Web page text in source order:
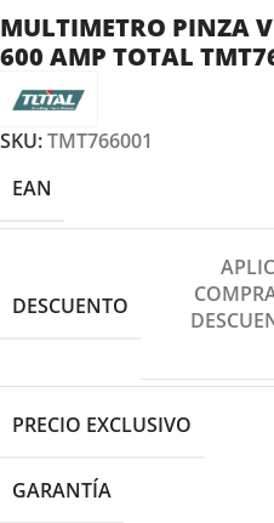
MULTIMETRO PINZA
600 AMP TOTAL
SKU:TMT766001
EAN
DESCUENTO
PRECIO EXCLUSIVO
GARANTÍA